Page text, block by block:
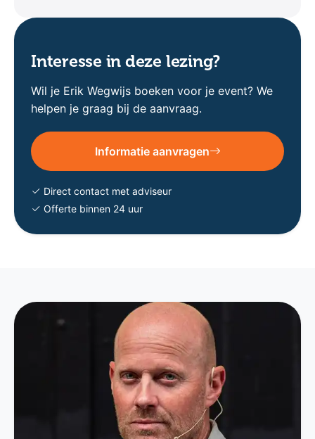
Interesse in deze lezing?
Wil je Erik Wegwijs boeken voor je event? We
helpen je graag bij de aanvraag.
Informatie aanvragen
Direct contact met adviseur
Offerte binnen 24 uur